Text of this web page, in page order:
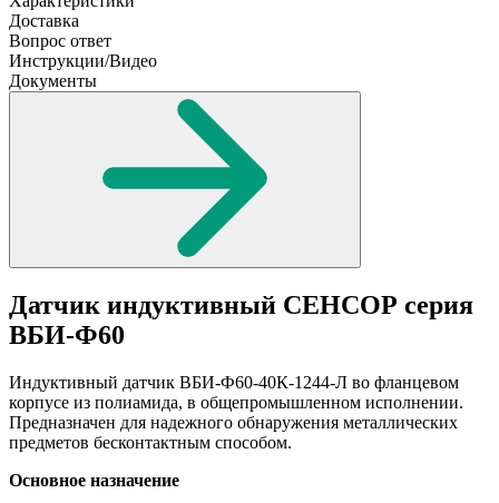
Доставка
Вопрос ответ
Инструкции/Видео
Документы
Датчик индуктивный СЕНСОР серия
ВБИ-Ф60
Индуктивный датчик ВБИ-Ф60-40К-1244-Л во фланцевом
корпусе из полиамида, в общепромышленном исполнении.
Предназначен для надежного обнаружения металлических
предметов бесконтактным способом.
Основное назначение